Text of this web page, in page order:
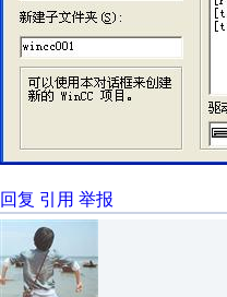
回复 引用 举报